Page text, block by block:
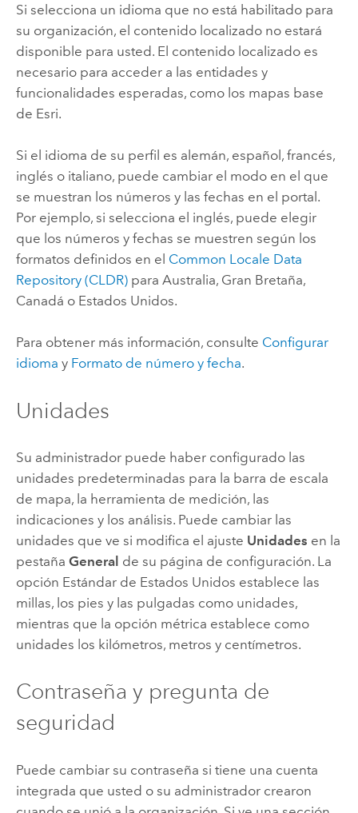
Si selecciona un idioma que no está habilitado para
su organización, el contenido localizado no estará
disponible para usted. El contenido localizado es
necesario para acceder a las entidades y
funcionalidades esperadas, como los mapas base
de Esri.
Si el idioma de su perfil es alemán, español, francés,
inglés o italiano, puede cambiar el modo en el que
se muestran los números y las fechas en el portal.
Por ejemplo, si selecciona el inglés, puede elegir
que los números y fechas se muestren según los
formatos definidos en el Common Locale Data
Repository (CLDR)para Australia, Gran Bretaña,
Canadá o Estados Unidos.
Para obtener más información, consulte Configurar
idioma y Formato de número y fecha.
Unidades
Su administrador puede haber configurado las
unidades predeterminadas para la barra de escala
de mapa, la herramienta de medición, las
indicaciones y los análisis. Puede cambiar las
unidades que ve si modifica el ajuste Unidades en la
pestaña General de su página de configuración. La
opción Estándar de Estados Unidos establece las
millas, los pies y las pulgadas como unidades,
mientras que la opción métrica establece como
unidades los kilómetros, metros y centímetros.
Contraseña y pregunta de
seguridad
Puede cambiar su contraseña si tiene una cuenta
integrada que usted o su administrador crearon